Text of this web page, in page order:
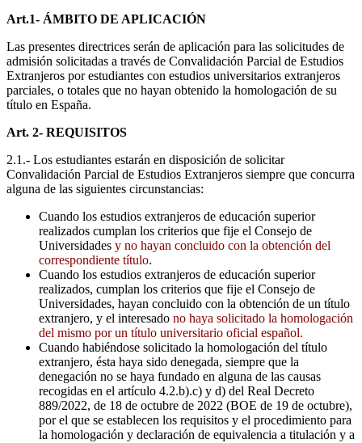
Art.1- ÁMBITO DE APLICACIÓN
Las presentes directrices serán de aplicación para las solicitudes de
admisión solicitadas a través de Convalidación Parcial de Estudios
Extranjeros por estudiantes con estudios universitarios extranjeros
parciales, o totales que no hayan obtenido la homologación de su
título en España.
Art. 2- REQUISITOS
2.1.- Los estudiantes estarán en disposición de solicitar
Convalidación Parcial de Estudios Extranjeros siempre que concurra
alguna de las siguientes circunstancias:
Cuando los estudios extranjeros de educación superior
realizados cumplan los criterios que fije el Consejo de
Universidades y no hayan concluido con la obtención del
correspondiente título.
Cuando los estudios extranjeros de educación superior
realizados, cumplan los criterios que fije el Consejo de
Universidades, hayan concluido con la obtención de un título
extranjero, y el interesado no haya solicitado la homologación
del mismo por un título universitario oficial español.
Cuando habiéndose solicitado la homologación del título
extranjero, ésta haya sido denegada, siempre que la
denegación no se haya fundado en alguna de las causas
recogidas en el artículo 4.2.b).c) y d) del Real Decreto
889/2022, de 18 de octubre de 2022 (BOE de 19 de octubre),
por el que se establecen los requisitos y el procedimiento para
la homologación y declaración de equivalencia a titulación y a